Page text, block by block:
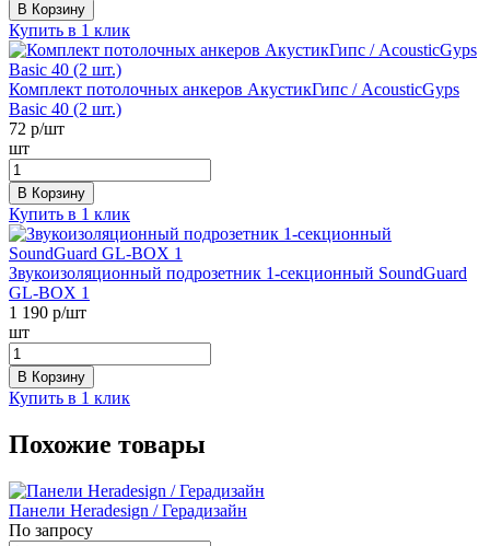
В Корзину
Купить в 1 клик
Комплект потолочных анкеров АкустикГипс / AcousticGyps
Basic 40 (2 шт.)
72 р/шт
шт
В Корзину
Купить в 1 клик
Звукоизоляционный подрозетник 1-секционный SoundGuard
GL-BOX 1
1 190 р/шт
шт
В Корзину
Купить в 1 клик
Похожие товары
Панели Heradesign / Герадизайн
По запросу